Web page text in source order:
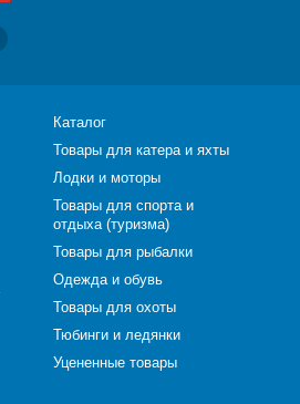
Каталог
Товары для катера и яхты
Лодки и моторы
Товары для спорта и
отдыха (туризма)
Товары для рыбалки
Одежда и обувь
Товары для охоты
Тюбинги и ледянки
Уцененные товары